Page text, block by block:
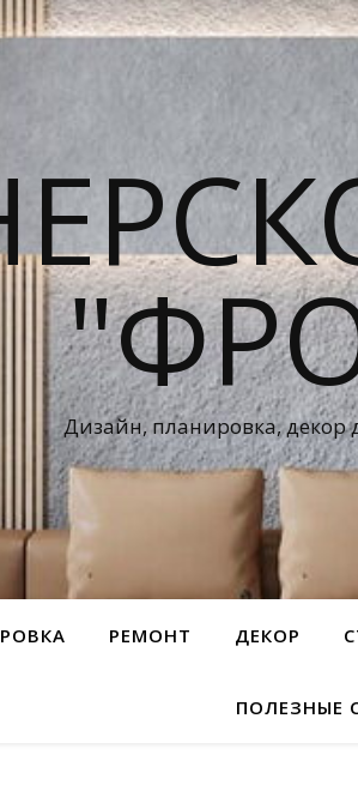
Дизайн, планировка, декор
РЕМОНТ ДЕКОР
ПОЛЕЗНЫЕ